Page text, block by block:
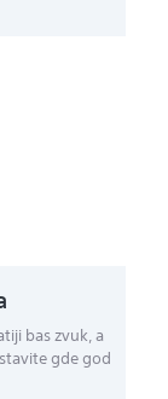
bas zvuk, a
gde god